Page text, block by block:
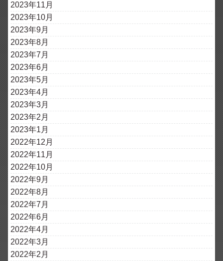
2023年11月
2023年10月
2023年9月
2023年8月
2023年7月
2023年6月
2023年5月
2023年4月
2023年3月
2023年2月
2023年1月
2022年12月
2022年11月
2022年10月
2022年9月
2022年8月
2022年7月
2022年6月
2022年4月
2022年3月
2022年2月